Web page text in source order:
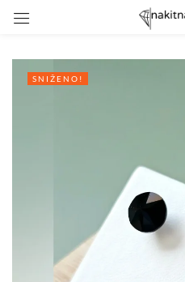
SNIŽENO!
Remember me